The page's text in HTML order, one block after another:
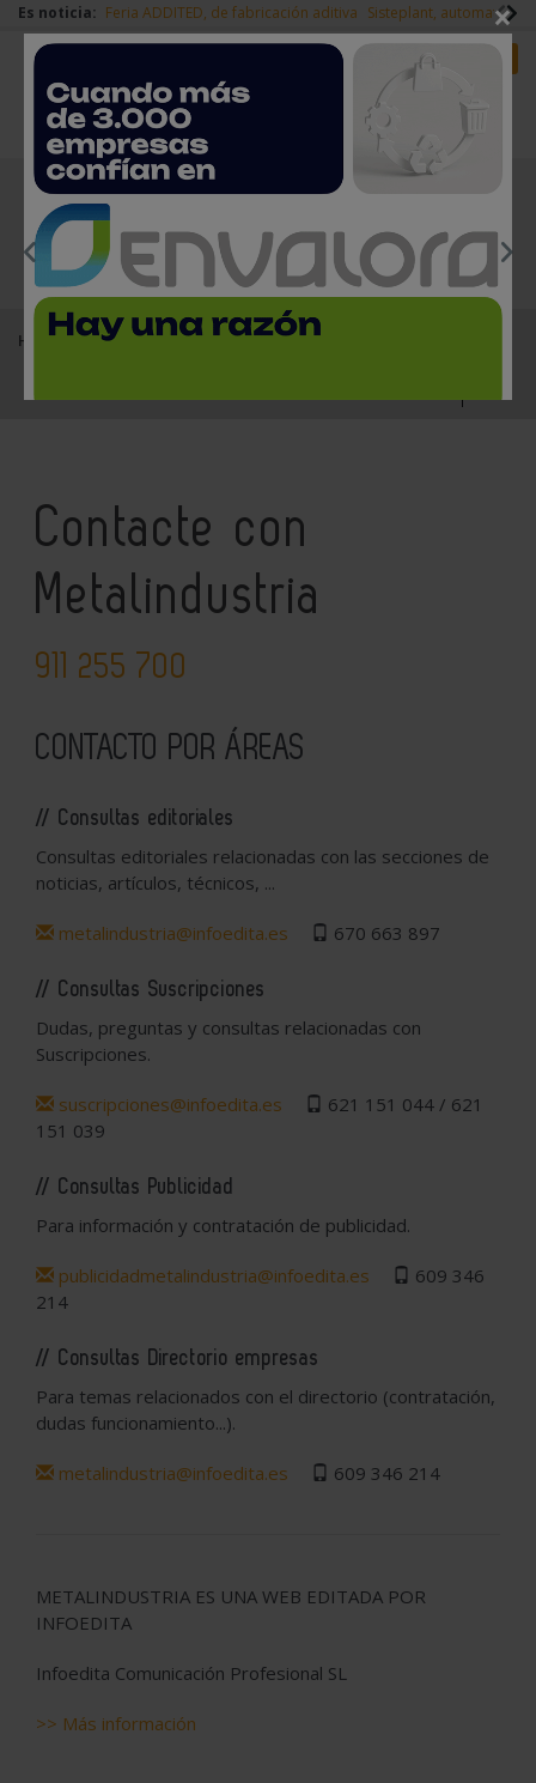
Es noticia: Feria ADDITED, de fabricación aditiva Sisteplant,
Redes Sociales Login empresas
EMPRESAS PREMIUM
Home Contacto
Contacte con
Metalindustria
911 255 700
CONTACTO POR ÁREAS
// Consultas editoriales
Consultas editoriales relacionadas con las secciones de
noticias, artículos, técnicos, ...
metalindustria@infoedita.es 670 663 897
// Consultas Suscripciones
Dudas, preguntas y consultas relacionadas con
Suscripciones.
suscripciones@infoedita.es
621 151 044 / 621
151 039
// Consultas Publicidad
Para información y contratación de publicidad.
publicidadmetalindustria@infoedita.es
609 346
214
// Consultas Directorio empresas
Para temas relacionados con el directorio (contratación,
dudas funcionamiento...).
metalindustria@infoedita.es 609 346 214
METALINDUSTRIA ES UNA WEB EDITADA POR
INFOEDITA
Infoedita Comunicación Profesional SL
>> Más información
×